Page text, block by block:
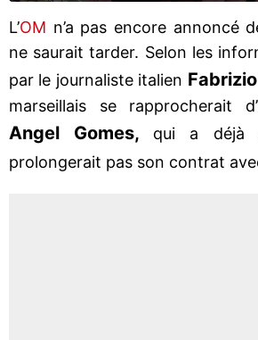
L’OM n’a pas encore annoncé
ne saurait tarder. Selon les
par le journaliste italien
marseillais se rapprocherait
Angel Gomes,
qui a déjà
prolongerait pas son contrat